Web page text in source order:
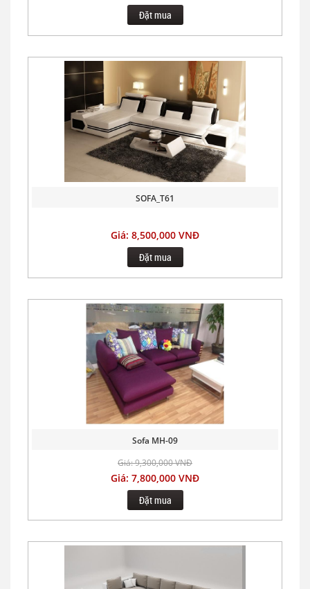
Đặt mua
SOFA_T61
Giá: 8,500,000 VNĐ
Đặt mua
Sofa MH-09
Giá: 9,300,000 VNĐ
Giá: 7,800,000 VNĐ
Đặt mua